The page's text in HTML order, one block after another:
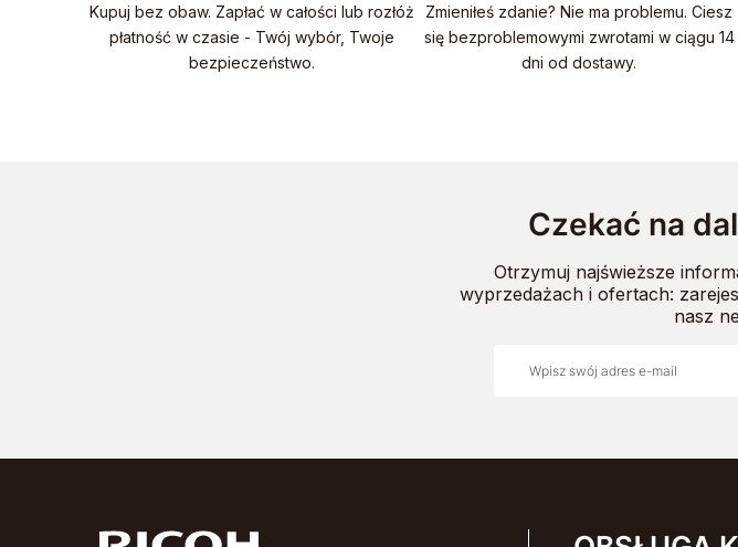
Kupuj bez obaw. Zapłać w całości lub rozłóż
płatność w czasie - Twój wybór, Twoje
bezpieczeństwo.
Zmieniłeś zdanie? Nie ma problemu. Ciesz
się bezproblemowymi zwrotami w ciągu 14
dni od dostawy.
Czekać na
Otrzymuj najświeższe
wyprzedażach i ofertach:
nasz